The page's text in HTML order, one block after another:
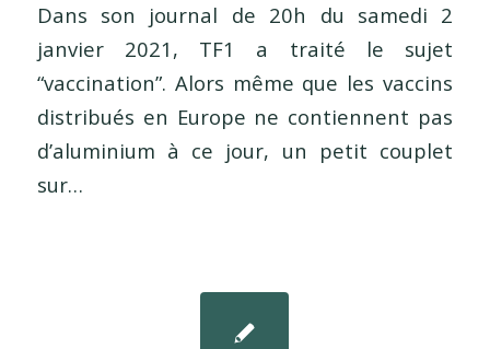
Dans son journal de 20h du samedi 2
janvier 2021, TF1 a traité le sujet
“vaccination”. Alors même que les vaccins
distribués en Europe ne contiennent pas
d’aluminium à ce jour, un petit couplet
sur…